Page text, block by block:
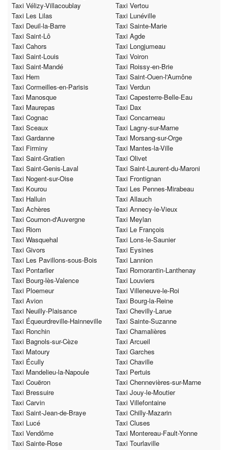
Taxi Vélizy-Villacoublay
Taxi Vertou
Taxi Les Lilas
Taxi Lunéville
Taxi Deuil-la-Barre
Taxi Sainte-Marie
Taxi Saint-Lô
Taxi Agde
Taxi Cahors
Taxi Longjumeau
Taxi Saint-Louis
Taxi Voiron
Taxi Saint-Mandé
Taxi Roissy-en-Brie
Taxi Hem
Taxi Saint-Ouen-l'Aumône
Taxi Cormeilles-en-Parisis
Taxi Verdun
Taxi Manosque
Taxi Capesterre-Belle-Eau
Taxi Maurepas
Taxi Dax
Taxi Cognac
Taxi Concarneau
Taxi Sceaux
Taxi Lagny-sur-Marne
Taxi Gardanne
Taxi Morsang-sur-Orge
Taxi Firminy
Taxi Mantes-la-Ville
Taxi Saint-Gratien
Taxi Olivet
Taxi Saint-Genis-Laval
Taxi Saint-Laurent-du-Maroni
Taxi Nogent-sur-Oise
Taxi Frontignan
Taxi Kourou
Taxi Les Pennes-Mirabeau
Taxi Halluin
Taxi Allauch
Taxi Achères
Taxi Annecy-le-Vieux
Taxi Cournon-d'Auvergne
Taxi Meylan
Taxi Riom
Taxi Le François
Taxi Wasquehal
Taxi Lons-le-Saunier
Taxi Givors
Taxi Eysines
Taxi Les Pavillons-sous-Bois
Taxi Lannion
Taxi Pontarlier
Taxi Romorantin-Lanthenay
Taxi Bourg-lès-Valence
Taxi Louviers
Taxi Ploemeur
Taxi Villeneuve-le-Roi
Taxi Avion
Taxi Bourg-la-Reine
Taxi Neuilly-Plaisance
Taxi Chevilly-Larue
Taxi Équeurdreville-Hainneville
Taxi Sainte-Suzanne
Taxi Ronchin
Taxi Chamalières
Taxi Bagnols-sur-Cèze
Taxi Arcueil
Taxi Matoury
Taxi Garches
Taxi Écully
Taxi Chaville
Taxi Mandelieu-la-Napoule
Taxi Pertuis
Taxi Couëron
Taxi Chennevières-sur-Marne
Taxi Bressuire
Taxi Jouy-le-Moutier
Taxi Carvin
Taxi Villefontaine
Taxi Saint-Jean-de-Braye
Taxi Chilly-Mazarin
Taxi Lucé
Taxi Cluses
Taxi Vendôme
Taxi Montereau-Fault-Yonne
Taxi Sainte-Rose
Taxi Tourlaville